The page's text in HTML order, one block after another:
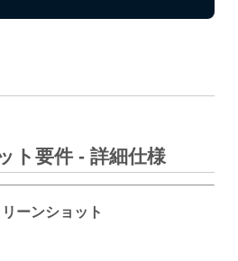
ト要件 - 詳細仕様
ーンショット